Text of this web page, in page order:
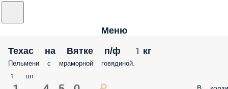
Меню
Техас на Вятке п/ф 1кг
Пельмени с мраморной говядиной.
1 шт.